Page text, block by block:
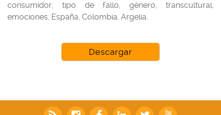
consumidor, tipo de fallo, género, transcultural,
emociones, España, Colombia, Argelia.
Descargar